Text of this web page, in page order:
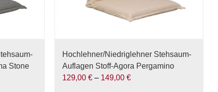
Stone
Hochlehner/Niedriglehner Stehsaum-
Auflagen Stoff-Agora Pergamino
129,00 € – 149,00 €